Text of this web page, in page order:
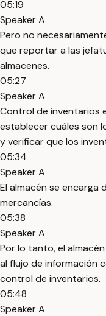
05:19
Speaker A
Pero no
que reportar a las
almacenes.
05:27
Speaker A
Control de inventarios
establecer cuáles son
y verificar que los
05:34
Speaker A
El almacén se encarga
mercancías.
05:38
Speaker A
Por lo tanto, el
al flujo de información
control de inventarios.
05:48
Speaker A